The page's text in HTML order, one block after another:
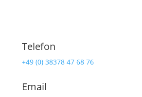
Telefon
+49 (0) 38378 47 68 76
Email